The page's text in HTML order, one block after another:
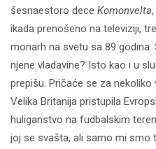
šesnaestoro dece Komonvelta
ikada prenošeno na televiziji,
monarh na svetu sa 89
njene vladavine? Isto kao i u
prepišu. Pričaće se za nekoliko
Velika Britanija pristupila
huliganstvo na fudbalskim
joj se svašta, ali samo mi smo